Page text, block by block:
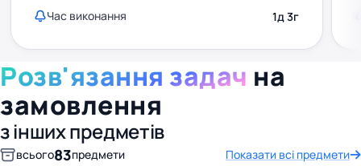
Час виконання 1д 3г
Розв'язання задач на
замовлення
з інших предметів
всього83предмети Показати всі предмети